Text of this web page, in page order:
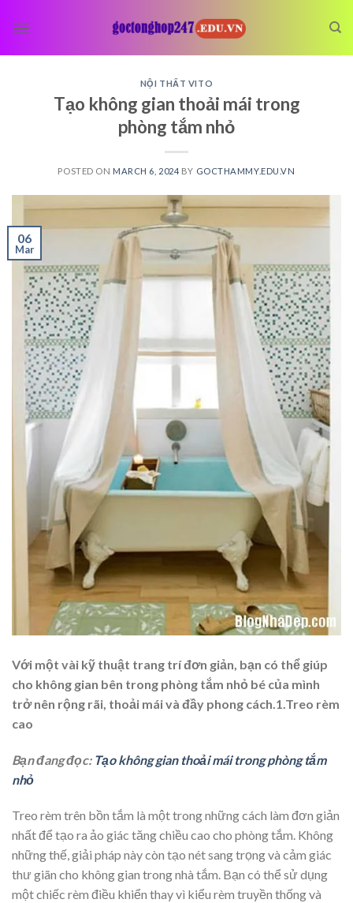
NỘI THẤT VITO
Tạo không gian thoải mái trong
phòng tắm nhỏ
POSTED ON MARCH 6, 2024 BY GOCTHAMMY.EDU.VN
06
Mar
Với một vài kỹ thuật trang trí đơn giản, bạn có thể giúp
cho không gian bên trong phòng tắm nhỏ bé của mình
trở nên rộng rãi, thoải mái và đầy phong cách.1.Treo rèm
cao
Bạn đang đọc: Tạo không gian thoải mái trong phòng tắm
nhỏ
Treo rèm trên bồn tắm là một trong những cách làm đơn giản
nhất để tạo ra ảo giác tăng chiều cao cho phòng tắm. Không
những thế, giải pháp này còn tạo nét sang trọng và cảm giác
thư giãn cho không gian trong nhà tắm. Bạn có thể sử dụng
một chiếc rèm điều khiển thay vì kiểu rèm truyền thống và